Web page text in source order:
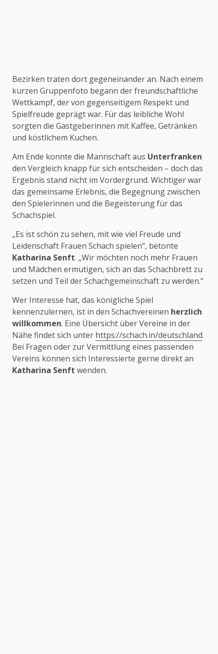
Bezirken traten dort gegeneinander an. Nach einem
kurzen Gruppenfoto begann der freundschaftliche
Wettkampf, der von gegenseitigem Respekt und
Spielfreude geprägt war. Für das leibliche Wohl
sorgten die Gastgeberinnen mit Kaffee, Getränken
und köstlichem Kuchen.
Am Ende konnte die Mannschaft aus Unterfranken
den Vergleich knapp für sich entscheiden – doch das
Ergebnis stand nicht im Vordergrund. Wichtiger war
das gemeinsame Erlebnis, die Begegnung zwischen
den Spielerinnen und die Begeisterung für das
Schachspiel.
„Es ist schön zu sehen, mit wie viel Freude und
Leidenschaft Frauen Schach spielen“, betonte
Katharina Senft. „Wir möchten noch mehr Frauen
und Mädchen ermutigen, sich an das Schachbrett zu
setzen und Teil der Schachgemeinschaft zu werden.“
Wer Interesse hat, das königliche Spiel
kennenzulernen, ist in den Schachvereinen herzlich
willkommen. Eine Übersicht über Vereine in der
Nähe findet sich unter https://schach.in/deutschland.
Bei Fragen oder zur Vermittlung eines passenden
Vereins können sich Interessierte gerne direkt an
Katharina Senft wenden.